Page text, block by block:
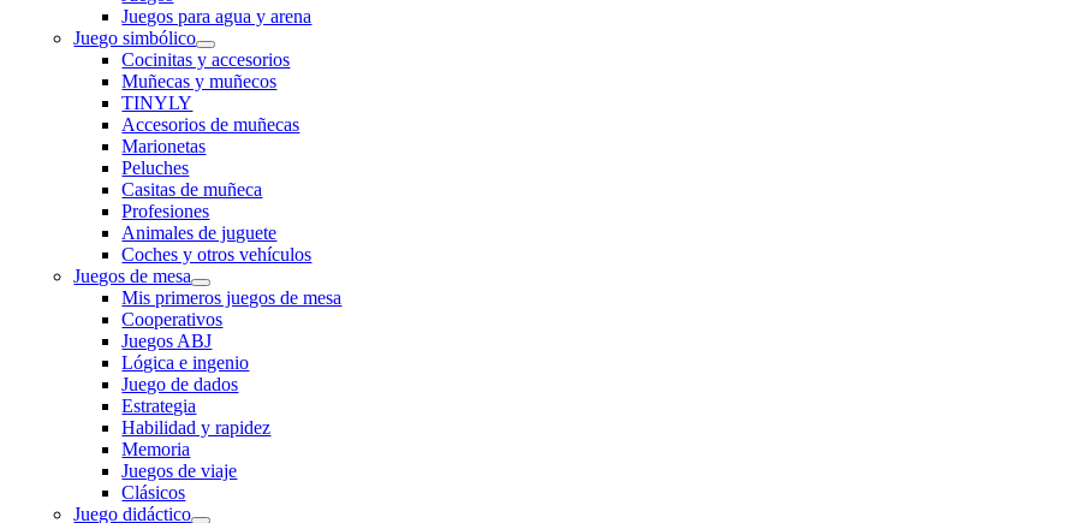
Juegos para agua y arena
Juego simbólico
Cocinitas y accesorios
Muñecas y muñecos
TINYLY
Accesorios de muñecas
Marionetas
Peluches
Casitas de muñeca
Profesiones
Animales de juguete
Coches y otros vehículos
Juegos de mesa
Mis primeros juegos de mesa
Cooperativos
Juegos ABJ
Lógica e ingenio
Juego de dados
Estrategia
Habilidad y rapidez
Memoria
Juegos de viaje
Clásicos
Juego didáctico